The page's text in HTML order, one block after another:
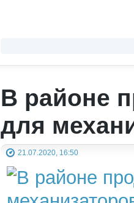
В районе
для
21.07.2020, 16:50